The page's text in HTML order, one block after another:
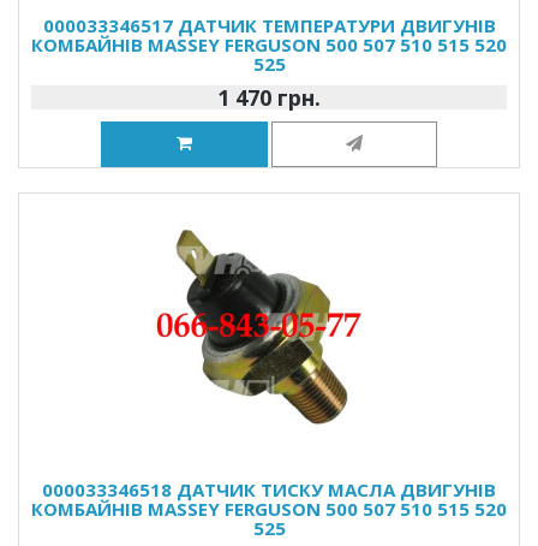
000033346517 ДАТЧИК ТЕМПЕРАТУРИ ДВИГУНІВ
КОМБАЙНІВ MASSEY FERGUSON 500 507 510 515 520
525
1 470 грн.
000033346518 ДАТЧИК ТИСКУ МАСЛА ДВИГУНІВ
КОМБАЙНІВ MASSEY FERGUSON 500 507 510 515 520
525